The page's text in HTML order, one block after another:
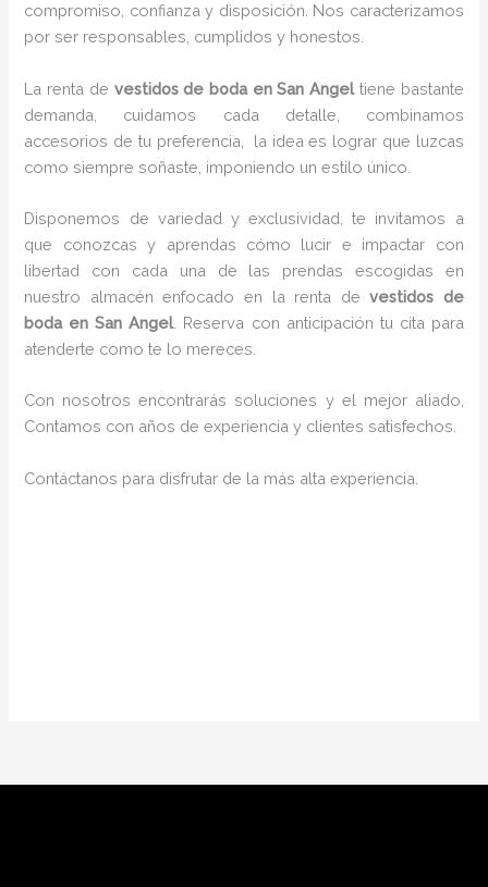
compromiso, confianza y disposición. Nos caracterizamos
por ser responsables, cumplidos y honestos.
La renta de vestidos de boda en San Angel tiene bastante
demanda, cuidamos cada detalle, combinamos
accesorios de tu preferencia, la idea es lograr que luzcas
como siempre soñaste, imponiendo un estilo único.
Disponemos de variedad y exclusividad, te invitamos a
que conozcas y aprendas cómo lucir e impactar con
libertad con cada una de las prendas escogidas en
nuestro almacén enfocado en la renta devestidos de
boda en San Angel. Reserva con anticipación tu cita para
atenderte como te lo mereces.
Con nosotros encontrarás soluciones y el mejor aliado,
Contamos con años de experiencia y clientes satisfechos.
Contáctanos para disfrutar de la más alta experiencia.